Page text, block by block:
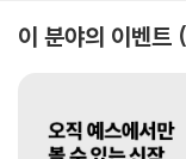
이 분야의 이벤트